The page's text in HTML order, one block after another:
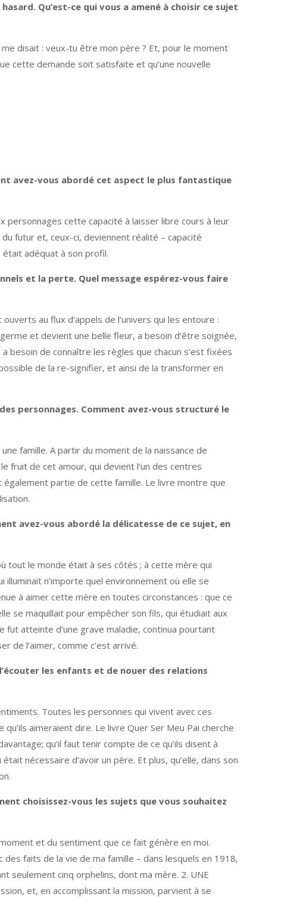
Qu’est-ce qui vous a amené à choisir ce sujet
me disait : veux-tu être mon père ? Et, pour le moment
cette demande soit satisfaite et qu’une nouvelle
avez-vous abordé cet aspect le plus fantastique
personnages cette capacité à laisser libre cours à leur
futur et, ceux-ci, deviennent réalité – capacité
était adéquat à son profil.
et la perte. Quel message espérez-vous faire
au flux d’appels de l’univers qui les entoure :
et devient une belle fleur, a besoin d’être soignée,
besoin de connaître les règles que chacun s’est fixées
de la re-signifier, et ainsi de la transformer en
personnages. Comment avez-vous structuré le
famille. A partir du moment de la naissance de
fruit de cet amour, qui devient l’un des centres
partie de cette famille. Le livre montre que
avez-vous abordé la délicatesse de ce sujet, en
tout le monde était à ses côtés ; à cette mère qui
n’importe quel environnement où elle se
à aimer cette mère en toutes circonstances : que ce
se maquillait pour empêcher son fils, qui étudiait aux
fut atteinte d’une grave maladie, continua pourtant
de l’aimer, comme c’est arrivé.
les enfants et de nouer des relations
Toutes les personnes qui vivent avec ces
aimeraient dire. Le livre Quer Ser Meu Pai cherche
qu’il faut tenir compte de ce qu’ils disent à
nécessaire d’avoir un père. Et plus, qu’elle, dans son
choisissez-vous les sujets que vous souhaitez
moment et du sentiment que ce fait génère en moi.
des faits de la vie de ma famille – dans lesquels en 1918,
seulement cinq orphelins, dont ma mère. 2. UNE
et, en accomplissant la mission, parvient à se